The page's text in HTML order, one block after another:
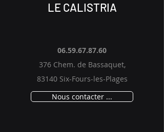
LE CALISTRIA
06.59.67.87.60
376 Chem. de Bassaquet,
83140 Six-Fours-les-Plages
Nous contacter ...